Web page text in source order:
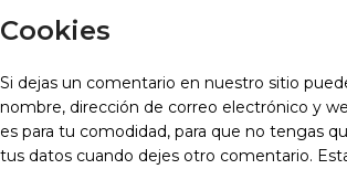
Cookies
Si dejas un comentario en nuestro sitio
nombre, dirección de correo electrónico y
es para tu comodidad, para que no tengas
tus datos cuando dejes otro comentario.